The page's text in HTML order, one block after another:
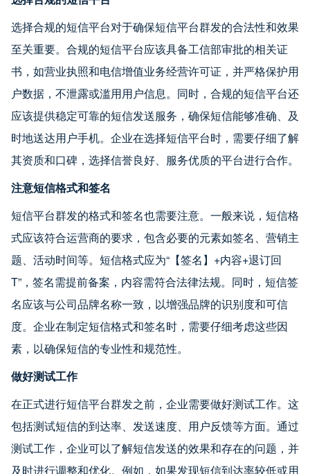
选择合规的短信平台对于确保短信平台群发的合法性和效果
至关重要。合规的短信平台应该具备工信部审批的相关证
书，如营业执照和电信增值业务经营许可证，并严格保护用
户数据，不泄露或滥用用户信息。同时，合规的短信平台还
应该提供稳定可靠的短信发送服务，确保短信能够准确、及
时地送达用户手机。企业在选择短信平台时，需要仔细了解
其资质和口碑，选择信誉良好、服务优质的平台进行合作。
注意短信格式和签名
短信平台群发的格式和签名也需要注意。一般来说，短信格
式应该符合运营商的要求，包含必要的元素如签名、营销主
题、活动时间等。短信格式应为“【签名】+内容+退订回
T”，签名需提前备案，内容需符合法律法规。同时，短信签
名应该与公司品牌名称一致，以增强品牌的识别度和可信
度。企业在制定短信格式和签名时，需要仔细考虑这些因
素，以确保短信的专业性和规范性。
做好测试工作
在正式进行短信平台群发之前，企业需要做好测试工作。这
包括测试短信的到达率、发送速度、用户反馈等方面。通过
测试工作，企业可以了解短信发送的效果和存在的问题，并
及时进行调整和优化。例如，如果发现短信到达率较低或用